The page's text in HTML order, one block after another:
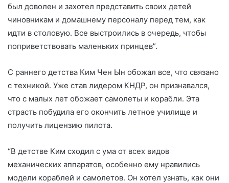
был доволен и захотел представить своих детей
чиновникам и домашнему персоналу перед тем, как
идти в столовую. Все выстроились в очередь, чтобы
поприветствовать маленьких принцев”.
С раннего детства Ким Чен Ын обожал все, что связано
с техникой. Уже став лидером КНДР, он признавался,
что с малых лет обожает самолеты и корабли. Эта
страсть побудила его окончить летное училище и
получить лицензию пилота.
“В детстве Ким сходил с ума от всех видов
механических аппаратов, особенно ему нравились
модели кораблей и самолетов. Он хотел узнать, как они